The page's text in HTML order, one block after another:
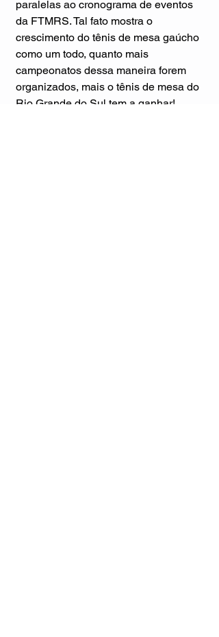
paralelas ao cronograma de eventos
da FTMRS. Tal fato mostra o
crescimento do tênis de mesa gaúcho
como um todo, quanto mais
campeonatos dessa maneira forem
organizados, mais o tênis de mesa do
Rio Grande do Sul tem a ganhar!